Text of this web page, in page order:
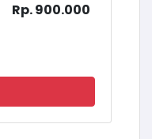
Rp. 900.000